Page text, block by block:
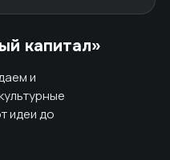
капитал»
и
идеи до